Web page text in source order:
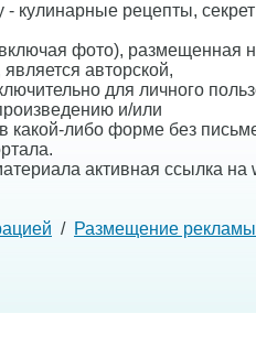
кулинарные рецепты,
фото), размещенная
авторской,
для личного
и/или
какой-либо форме без
активная ссылка на
/ Размещение рекламы